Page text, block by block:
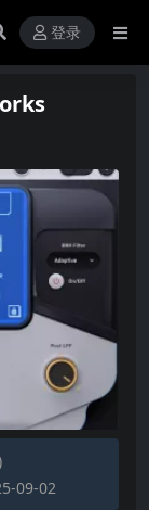
登录
09-02